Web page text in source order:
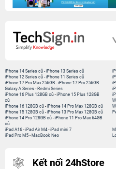
iPhone 14 Series cũ -iPhone 13 Series cũ
iPhone 12 Series cũ -iPhone 11 Series cũ
iPhone 17 Pro Max 256GB -iPhone 17 Pro 256GB
Galaxy A Series - Redmi Series
iPhone 16 Plus 128GB cũ -iPhone 15 Plus 128GB
cũ
iPhone 16 128GB cũ -iPhone 14 Pro Max 128GB cũ
iPhone 15 128GB cũ -iPhone 13 Pro Max 128GB cũ
iPhone 14 Pro 128GB cũ -iPhone 11 Pro Max 64GB
cũ
iPad A16 -iPad Air M4 -iPad mini 7
iPad Pro M5 - MacBook Neo
Kết nối 24hStore